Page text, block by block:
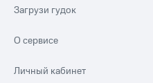
Загрузи гудок
О сервисе
Личный кабинет